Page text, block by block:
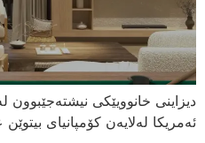
دیزاینی خانوویێکی نیشتەجێبوون
ئەمریکا لەلایەن کۆمپانیای